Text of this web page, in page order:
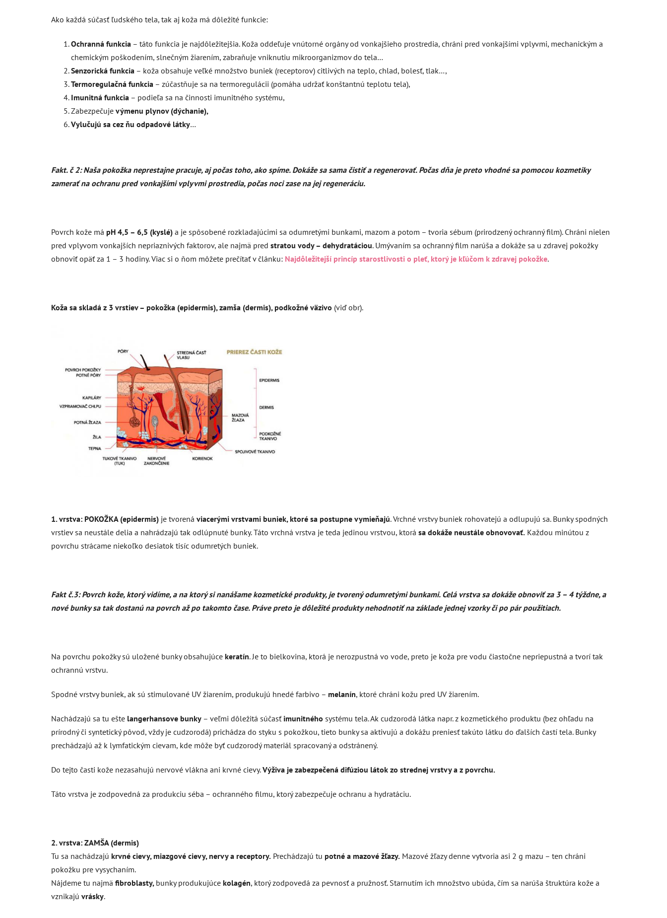
Ako každá súčasť ľudského tela, tak aj koža má dôležité funkcie:
Ochranná funkcia – táto funkcia je najdôležitejšia. Koža oddeľuje vnútorné orgány od vonkajšieho prostredia, chráni pred vonkajšími vplyvmi, mechanickým a
chemickým poškodením, slnečným žiarením, zabraňuje vniknutiu mikroorganizmov do tela…
Senzorická funkcia – koža obsahuje veľké množstvo buniek (receptorov) citlivých na teplo, chlad, bolesť, tlak…,
Termoregulačná funkcia – zúčastňuje sa na termoregulácii (pomáha udržať konštantnú teplotu tela),
Imunitná funkcia – podieľa sa na činnosti imunitného systému,
Zabezpečuje výmenu plynov (dýchanie),
Vylučujú sa cez ňu odpadové látky…
Fakt. č 2: Naša pokožka neprestajne pracuje, aj počas toho, ako spíme. Dokáže sa sama čistiť a regenerovať. Počas dňa je preto vhodné sa pomocou kozmetiky
zamerať na ochranu pred vonkajšími vplyvmi prostredia, počas noci zase na jej regeneráciu.
Povrch kože má pH 4,5 – 6,5 (kyslé) a je spôsobené rozkladajúcimi sa odumretými bunkami, mazom a potom – tvoria sébum (prirodzený ochranný film). Chráni nielen
pred vplyvom vonkajších nepriaznivých faktorov, ale najmä pred stratou vody – dehydratáciou. Umývaním sa ochranný film narúša a dokáže sa u zdravej pokožky
obnoviť opäť za 1 – 3 hodiny. Viac si o ňom môžete prečítať v článku: Najdôležitejší princíp starostlivosti o pleť, ktorý je kľúčom k zdravej pokožke.
Koža sa skladá z 3 vrstiev – pokožka (epidermis), zamša (dermis), podkožné väzivo (viď obr).
1. vrstva: POKOŽKA (epidermis) je tvorená viacerými vrstvami buniek, ktoré sa postupne vymieňajú. Vrchné vrstvy buniek rohovatejú a odlupujú sa. Bunky spodných
vrstiev sa neustále delia a nahrádzajú tak odlúpnuté bunky. Táto vrchná vrstva je teda jedinou vrstvou, ktorá sa dokáže neustále obnovovať. Každou minútou z
povrchu strácame niekoľko desiatok tisíc odumretých buniek.
Fakt č.3: Povrch kože, ktorý vidíme, a na ktorý si nanášame kozmetické produkty, je tvorený odumretými bunkami. Celá vrstva sa dokáže obnoviť za 3 – 4 týždne, a
nové bunky sa tak dostanú na povrch až po takomto čase. Práve preto je dôležité produkty nehodnotiť na základe jednej vzorky či po pár použitiach.
Na povrchu pokožky sú uložené bunky obsahujúce keratín. Je to bielkovina, ktorá je nerozpustná vo vode, preto je koža pre vodu čiastočne nepriepustná a tvorí tak
ochrannú vrstvu.
Spodné vrstvy buniek, ak sú stimulované UV žiarením, produkujú hnedé farbivo – melanín, ktoré chráni kožu pred UV žiarením.
Nachádzajú sa tu ešte langerhansove bunky – veľmi dôležitá súčasť imunitného systému tela. Ak cudzorodá látka napr. z kozmetického produktu (bez ohľadu na
prírodný či syntetický pôvod, vždy je cudzorodá) prichádza do styku s pokožkou, tieto bunky sa aktivujú a dokážu preniesť takúto látku do ďalších častí tela. Bunky
prechádzajú až k lymfatickým cievam, kde môže byť cudzorodý materiál spracovaný a odstránený.
Do tejto časti kože nezasahujú nervové vlákna ani krvné cievy.Výživa je zabezpečená difúziou látok zo strednej vrstvy a z povrchu.
Táto vrstva je zodpovedná za produkciu séba – ochranného filmu, ktorý zabezpečuje ochranu a hydratáciu.
2. vrstva: ZAMŠA (dermis)
Tu sa nachádzajú krvné cievy, miazgové cievy, nervy a receptory. Prechádzajú tu potné a mazové žľazy. Mazové žľazy denne vytvoria asi 2 g mazu – ten chráni
pokožku pre vysychaním.
Nájdeme tu najmä fibroblasty, bunky produkujúce kolagén, ktorý zodpovedá za pevnosť a pružnosť. Starnutím ich množstvo ubúda, čím sa narúša štruktúra kože a
vznikajú vrásky.